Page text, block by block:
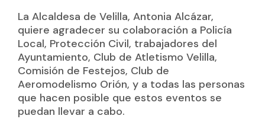
La Alcaldesa de Velilla, Antonia Alcázar,
quiere agradecer su colaboración a Policía
Local, Protección Civil, trabajadores del
Ayuntamiento, Club de Atletismo Velilla,
Comisión de Festejos, Club de
Aeromodelismo Orión, y a todas las personas
que hacen posible que estos eventos se
puedan llevar a cabo.